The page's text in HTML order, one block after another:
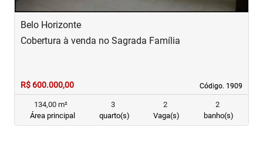
Belo Horizonte
Código. 1909
Código. 1909
Cobertura à venda no Sagrada Família
R$ 600.000,00
134,00 m²
Área principal
3
quarto(s)
2
Vaga(s)
2
banho(s)